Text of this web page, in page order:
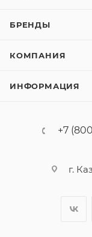
БРЕНДЫ
КОМПАНИЯ
ИНФОРМАЦИЯ
+7
г.